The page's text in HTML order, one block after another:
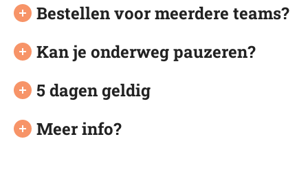
Bestellen voor meerdere teams?
Kan je onderweg pauzeren?
5 dagen geldig
Meer info?